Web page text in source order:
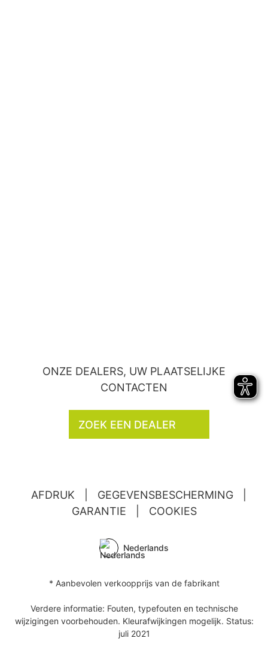
ONZE DEALERS, UW PLAATSELIJKE
CONTACTEN
ZOEK EEN DEALER
AFDRUK GEGEVENSBESCHERMING
GARANTIE
COOKIES
Nederlands
* Aanbevolen verkoopprijs van de fabrikant
Verdere informatie: Fouten, typefouten en technische
wijzigingen voorbehouden. Kleurafwijkingen mogelijk. Status:
juli 2021